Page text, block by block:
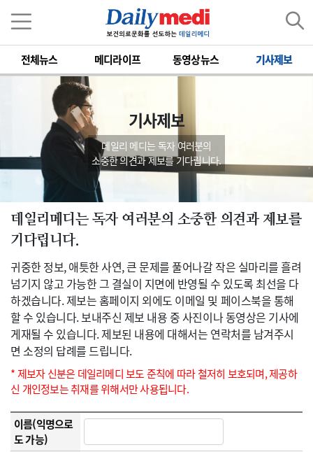
전체뉴스 메디라이프 동영상뉴스 기사제보
기사제보
데일리 메디는 독자 여러분의
소중한 의견과 제보를 기다립니다.
데일리메디는 독자 여러분의 소중한 의견과 제보를
기다립니다.
귀중한 정보, 애틋한 사연, 큰 문제를 풀어나갈 작은 실마리를 흘려
넘기지 않고 가능한 그 결실이 지면에 반영될 수 있도록 최선을 다
하겠습니다. 제보는 홈페이지 외에도 이메일 및 페이스북을 통해
할 수 있습니다. 보내주신 제보 내용 중 사진이나 동영상은 기사에
게재될 수 있습니다. 제보된 내용에 대해서는 연락처를 남겨주시
면 소정의 답례를 드립니다.
* 제보자 신분은 데일리메디 보도 준칙에 따라 철저히 보호되며, 제공하
신 개인정보는 취재를 위해서만 사용됩니다.
이름(익명으로
도 가능)